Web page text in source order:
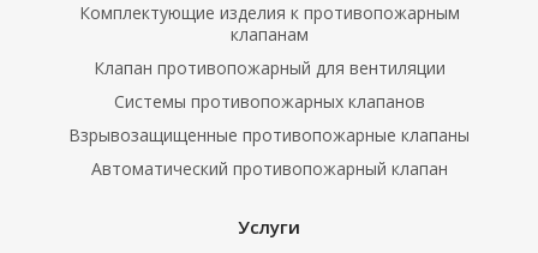
Комплектующие изделия к противопожарным
клапанам
Клапан противопожарный для вентиляции
Системы противопожарных клапанов
Взрывозащищенные противопожарные клапаны
Автоматический противопожарный клапан
Услуги